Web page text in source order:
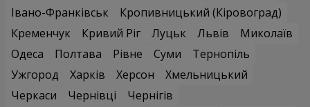
Івано-Франківськ
Кропивницький (Кіровоград)
Кременчук
Кривий Ріг Луцьк Львів
Миколаїв
Одеса
Полтава Рівне Суми
Тернопіль
Ужгород
Харків Херсон
Хмельницький
Черкаси
Чернівці
Чернігів